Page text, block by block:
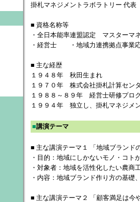
掛札マネジメントラボラトリー 代表
■ 資格名称等
・全日本能率連盟認定 マスターマ
・経営士 ・地域力連携拠点事業
■ 主な経歴
１９４８年 秋田生まれ
１９７０年 株式会社掛札計算セン
１９８８～８９年 経営士研修プロ
１９９４年 独立し、掛札マネジメ
■講演テーマ
■ 主な講演テーマ１ 「地域ブランド
・目的：地域にしかないモノ・コト
・対象者：地域を活性化したい農商
・内容：地域ブランド作り方の基礎
■ 主な講演テーマ２ 「顧客満足は今